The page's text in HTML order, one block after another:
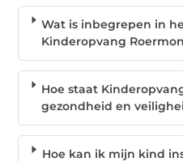
Wat is inbegrepen in
Kinderopvang
Hoe staat
gezondheid en
Hoe kan ik mijn kind